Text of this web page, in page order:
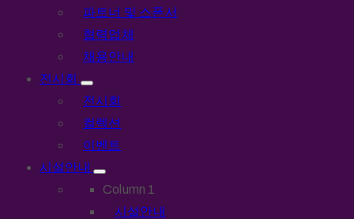
파트너 및 스폰서
협력업체
채용안내
전시회
전시회
컬렉션
이벤트
시설안내
Column 1
시설안내